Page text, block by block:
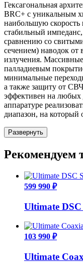
Гексагональная
BRC+ с уникальным
наибольшую скорость
стабильный
сравнению со
сечением) наводок
излучения.
палладиевым
минимальные
а также защиту от
эффективен на любых
аппаратуре
диапазон, на который
Развернуть
Рекомендуем
599 990 ₽
Ultimate
103 990 ₽
Ultimate